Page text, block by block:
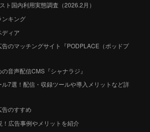
ト国内利用実態調査（2026.2月）
ンキング
ディア
告のマッチングサイト『PODPLACE（ポッドプ
音声配信CMS『シャナラジ』
7選！配信・収録ツールや導入メリットなど詳
のすすめ
！広告事例やメリットを紹介